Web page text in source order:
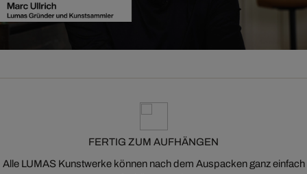
FERTIG ZUM AUFHÄNGEN
Alle LUMAS Kunstwerke können nach dem Auspacken ganz einfach